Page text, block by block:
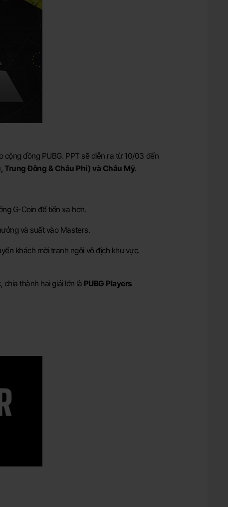
đồng PUBG. PPT sẽ diễn ra từ 10/03 đến
Trung Đông & Châu Phi) và Châu Mỹ.
G-Coin để tiến xa hơn.
và suất vào Masters.
khách mời tranh ngôi vô địch khu vực.
thành hai giải lớn là PUBG Players